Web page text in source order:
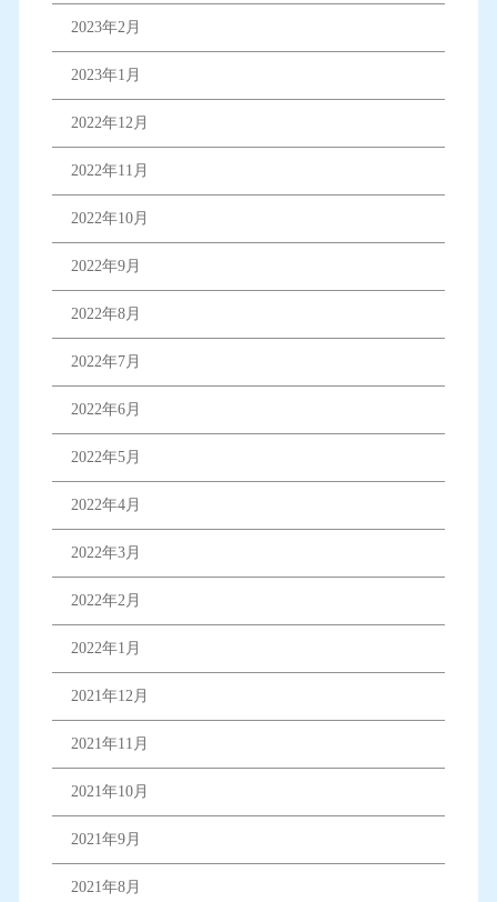
2023年2月
2023年1月
2022年12月
2022年11月
2022年10月
2022年9月
2022年8月
2022年7月
2022年6月
2022年5月
2022年4月
2022年3月
2022年2月
2022年1月
2021年12月
2021年11月
2021年10月
2021年9月
2021年8月